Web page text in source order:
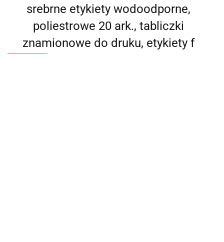
srebrne etykiety wodoodporne,
poliestrowe 20 ark., tabliczki
znamionowe do druku, etykiety f